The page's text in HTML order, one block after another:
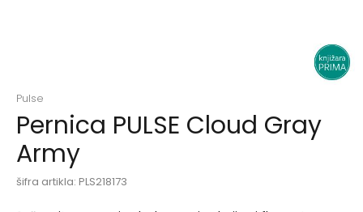
Pulse
Pernica PULSE Cloud Gray
Army
šifra artikla: PLS218173